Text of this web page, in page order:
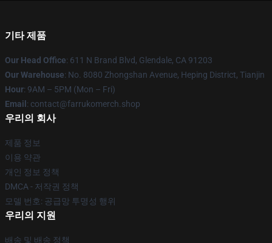
기타 제품
Our Head Office: 611 N Brand Blvd, Glendale, CA 91203
Our Warehouse: No. 8080 Zhongshan Avenue, Heping District, Tianjin
Hour: 9AM – 5PM (Mon – Fri)
Email : contact@farrukomerch.shop
우리의 회사
제품 정보
이용 약관
개인 정보 정책
DMCA - 저작권 정책
모델 번호: 공급망 투명성 행위
우리의 지원
배송 및 배송 정책